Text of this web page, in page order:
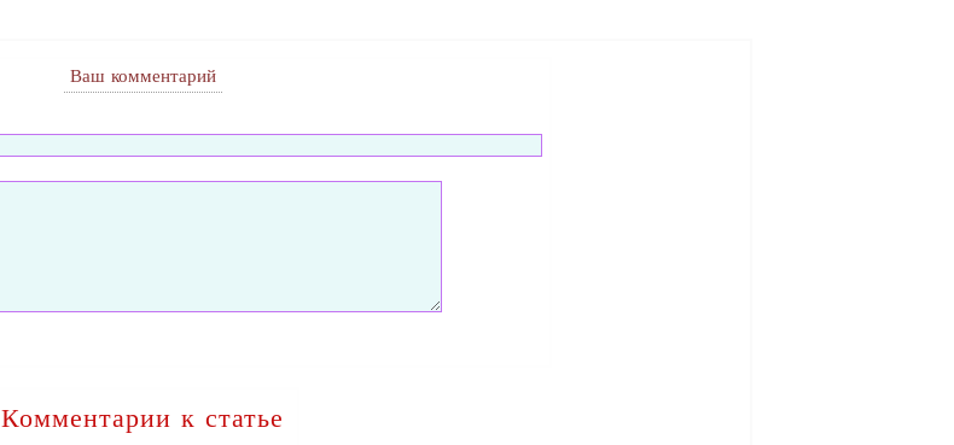
Ваш комментарий
Комментарии к статье